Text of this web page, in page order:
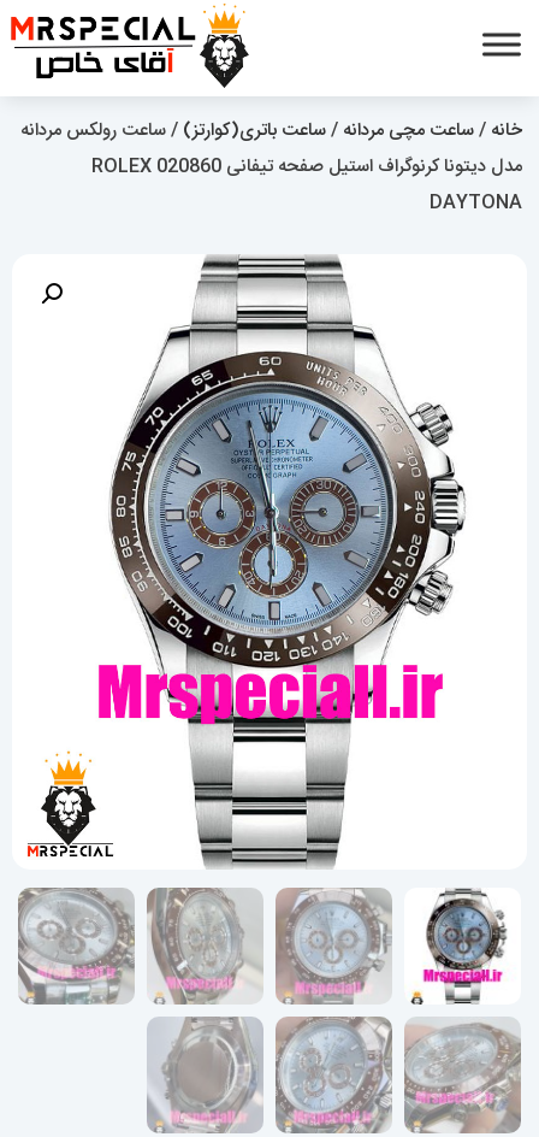
خانه /ساعت مچی مردانه /ساعت باتری(کوارتز) / ساعت رولکس مردانه
مدل دیتونا کرنوگراف استیل صفحه تیفانی 020860 ROLEX
DAYTONA